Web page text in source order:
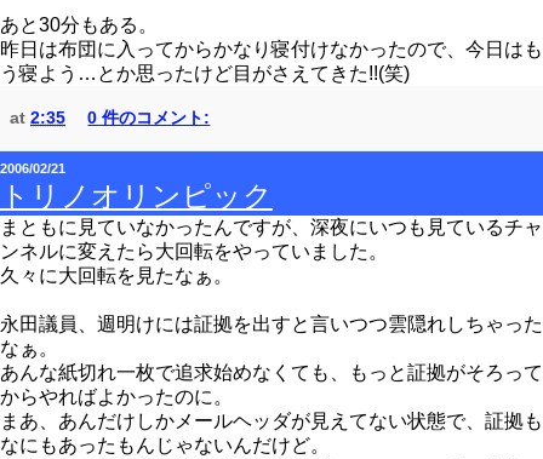
あと30分もある。
昨日は布団に入ってからかなり寝付けなかったので、今日はも
う寝よう…とか思ったけど目がさえてきた!!(笑)
at 2:35 0 件のコメント:
2006/02/21
トリノオリンピック
まともに見ていなかったんですが、深夜にいつも見ているチャ
ンネルに変えたら大回転をやっていました。
久々に大回転を見たなぁ。
永田議員、週明けには証拠を出すと言いつつ雲隠れしちゃった
なぁ。
あんな紙切れ一枚で追求始めなくても、もっと証拠がそろって
からやればよかったのに。
まあ、あんだけしかメールヘッダが見えてない状態で、証拠も
なにもあったもんじゃないんだけど。